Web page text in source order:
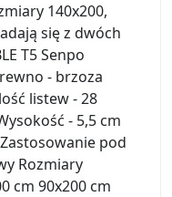
140x200,
się z dwóch
T5 Senpo
- brzoza
listew - 28
- 5,5 cm
pod
Rozmiary
cm 90x200 cm